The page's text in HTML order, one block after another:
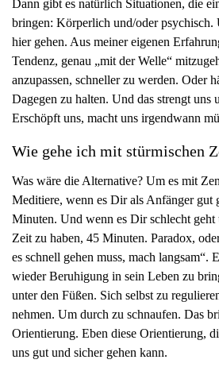
Dann gibt es natürlich Situationen, die
bringen: Körperlich und/oder psychisch.
hier gehen. Aus meiner eigenen
Tendenz, genau „mit der Welle“
anzupassen, schneller zu werden. Oder
Dagegen zu halten. Und das strengt uns
Erschöpft uns, macht uns irgendwann
Wie gehe ich mit stürmischen
Was wäre die Alternative? Um es mit
Meditiere, wenn es Dir als Anfänger gut
Minuten. Und wenn es Dir schlecht
Zeit zu haben, 45 Minuten. Paradox,
es schnell gehen muss, mach langsam“.
wieder Beruhigung in sein Leben zu
unter den Füßen. Sich selbst zu
nehmen. Um durch zu schnaufen. Das
Orientierung. Eben diese Orientierung,
uns gut und sicher gehen kann.